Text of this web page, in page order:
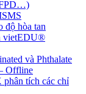
độ hòa tan
vietEDU®
và Phthalate
Offline
phân tích các chỉ